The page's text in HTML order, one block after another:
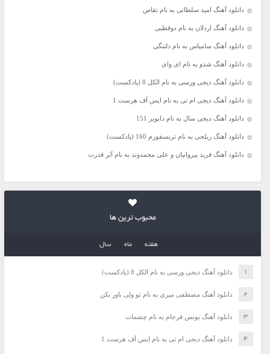
دانلود آهنگ امید سلطانی به نام تقاص
دانلود آهنگ اردلان به نام دوقطبی
دانلود آهنگ سامیاس به نام دلتنگی
دانلود آهنگ شدو به نام ای وای
دانلود آهنگ دیجی ورسی به نام الکل 8 (پادکست)
دانلود آهنگ دیجی ام تی به نام ایس آف هرست 1
دانلود آهنگ دیجی سال به نام دابویز 151
دانلود آهنگ ریلجی به نام ترنسفورم 160 (پادکست)
دانلود آهنگ فرید پیروانیان و علی محمدوند به نام اَبَر قدرت
محبوب ترین ها
هفته ماه سال
دانلود آهنگ دیجی ورسی به نام الکل 8 (پادکست)
دانلود آهنگ مصطفی میری به نام تو ولی باور نکن
دانلود آهنگ یونس فرجام به نام چشمات
دانلود آهنگ دیجی ام تی به نام ایس آف هرست 1